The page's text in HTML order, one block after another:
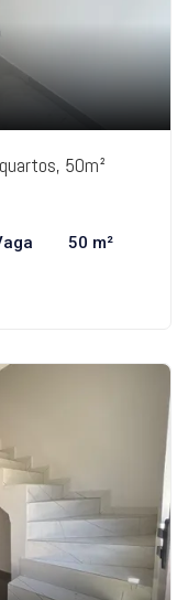
50m²
50 m²